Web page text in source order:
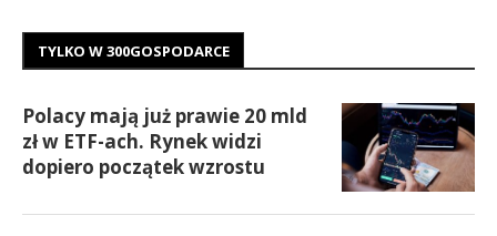
TYLKO W 300GOSPODARCE
Polacy mają już prawie 20 mld
zł w ETF-ach. Rynek widzi
dopiero początek wzrostu